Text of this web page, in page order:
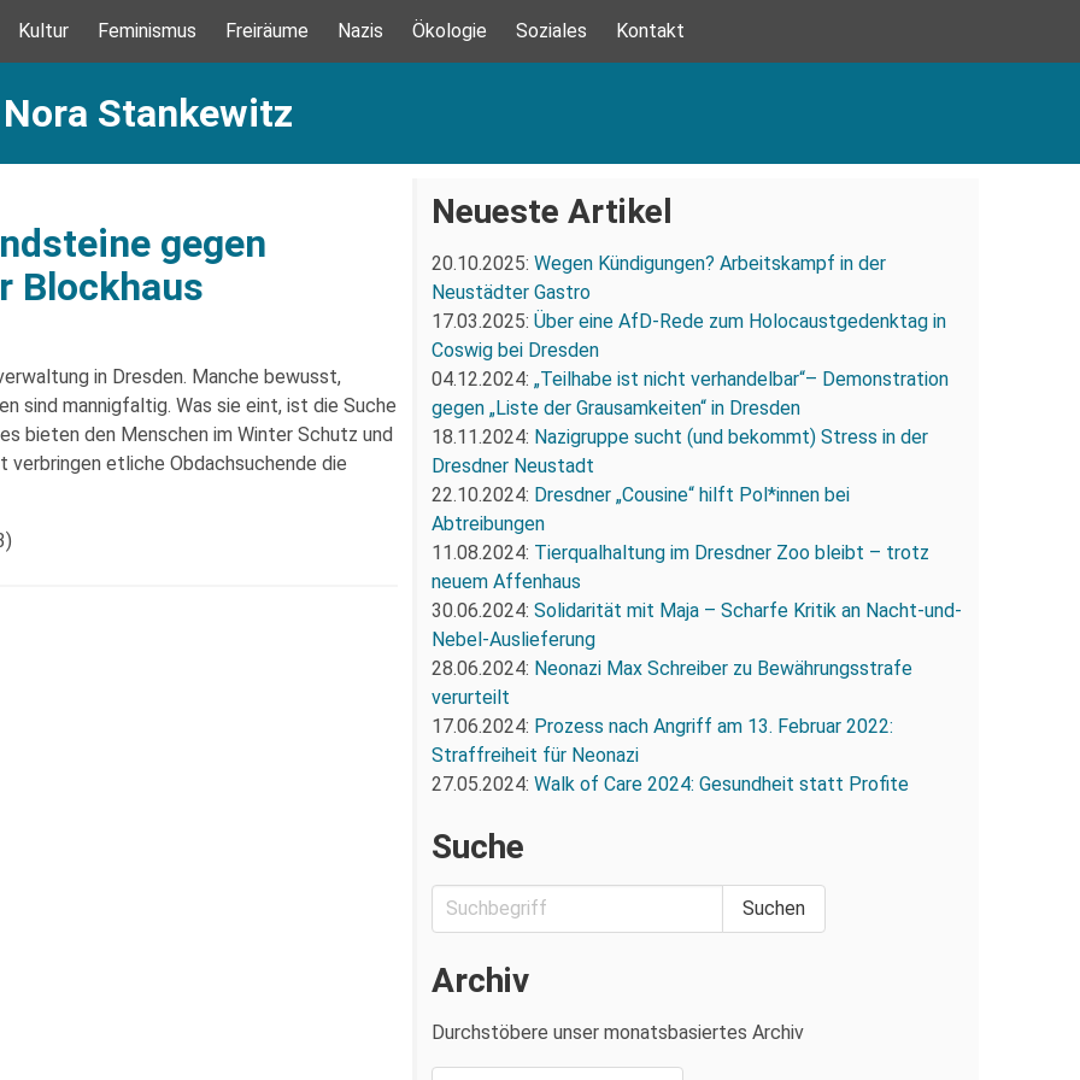
Kultur Feminismus Freiräume Nazis Ökologie Soziales Kontakt
Stankewitz
gegen
Blockhaus
in Dresden. Manche bewusst,
sind mannigfaltig. Was sie eint, ist die Suche
bieten den Menschen im Winter Schutz und
verbringen etliche Obdachsuchende die
Neueste Artikel
20.10.2025: Wegen Kündigungen? Arbeitskampf in der
Neustädter Gastro
17.03.2025: Über eine AfD-Rede zum Holocaustgedenktag in
Coswig bei Dresden
04.12.2024: „Teilhabe ist nicht verhandelbar“– Demonstration
gegen „Liste der Grausamkeiten“ in Dresden
18.11.2024: Nazigruppe sucht (und bekommt) Stress in der
Dresdner Neustadt
22.10.2024: Dresdner „Cousine“ hilft Pol*innen bei
Abtreibungen
11.08.2024: Tierqualhaltung im Dresdner Zoo bleibt – trotz
neuem Affenhaus
30.06.2024: Solidarität mit Maja – Scharfe Kritik an Nacht-und-
Nebel-Auslieferung
28.06.2024: Neonazi Max Schreiber zu Bewährungsstrafe
verurteilt
17.06.2024: Prozess nach Angriff am 13. Februar 2022:
Straffreiheit für Neonazi
27.05.2024: Walk of Care 2024: Gesundheit statt Profite
Suche
Archiv
Durchstöbere unser monatsbasiertes Archiv